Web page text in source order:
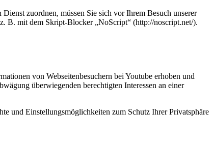
zuordnen, müssen Sie sich vor Ihrem Besuch unserer
B. mit dem Skript-Blocker „NoScript“ (http://noscript.net/).
von Webseitenbesuchern bei Youtube erhoben und
überwiegenden berechtigten Interessen an einer
und Einstellungsmöglichkeiten zum Schutz Ihrer Privatsphäre